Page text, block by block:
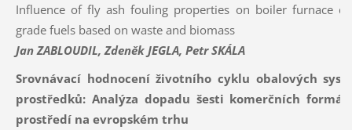
Influence of fly ash fouling properties on boiler furnace
grade fuels based on waste and biomass
Jan ZABLOUDIL, Zdeněk JEGLA, Petr SKÁLA
Srovnávací hodnocení životního cyklu obalových
prostředků: Analýza dopadu šesti komerčních
prostředí na evropském trhu